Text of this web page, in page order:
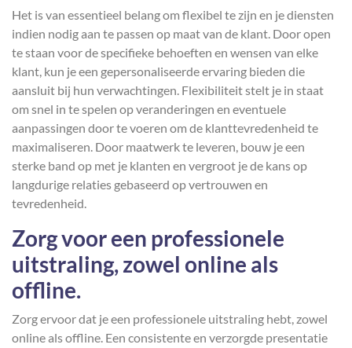
Het is van essentieel belang om flexibel te zijn en je diensten
indien nodig aan te passen op maat van de klant. Door open
te staan voor de specifieke behoeften en wensen van elke
klant, kun je een gepersonaliseerde ervaring bieden die
aansluit bij hun verwachtingen. Flexibiliteit stelt je in staat
om snel in te spelen op veranderingen en eventuele
aanpassingen door te voeren om de klanttevredenheid te
maximaliseren. Door maatwerk te leveren, bouw je een
sterke band op met je klanten en vergroot je de kans op
langdurige relaties gebaseerd op vertrouwen en
tevredenheid.
Zorg voor een professionele
uitstraling, zowel online als
offline.
Zorg ervoor dat je een professionele uitstraling hebt, zowel
online als offline. Een consistente en verzorgde presentatie